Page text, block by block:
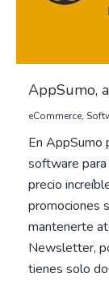
AppSumo,
eCommerce,
En AppSumo
software para
precio
promociones
mantenerte
Newsletter,
tienes solo